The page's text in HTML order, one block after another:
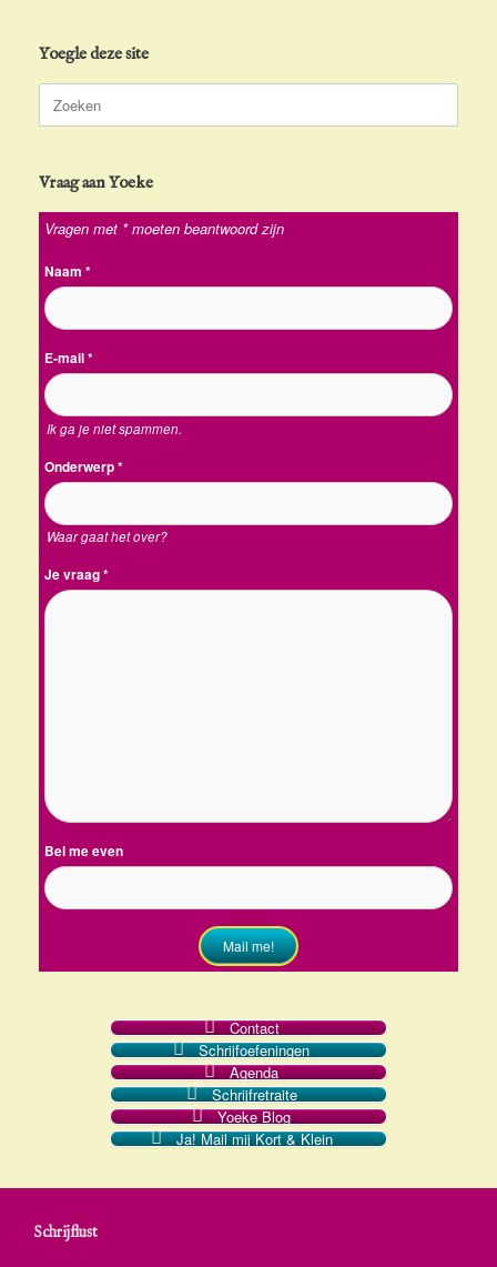
Yoegle deze site
Zoeken
naar:
Vraag aan Yoeke
Vragen met * moeten beantwoord zijn
Naam *
E-mail*
Ik ga je niet spammen.
Onderwerp*
Waar gaat het over?
Je vraag*
Bel me even
Mail me!
Contact
Schrijfoefeningen
Agenda
Schrijfretraite
Yoeke Blog
Ja! Mail mij Kort & Klein
Schrijflust